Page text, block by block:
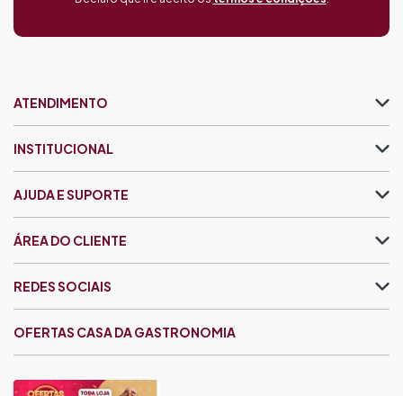
ATENDIMENTO
INSTITUCIONAL
AJUDA E SUPORTE
ÁREA DO CLIENTE
OFERTAS CASA DA GASTRONOMIA
REDES SOCIAIS